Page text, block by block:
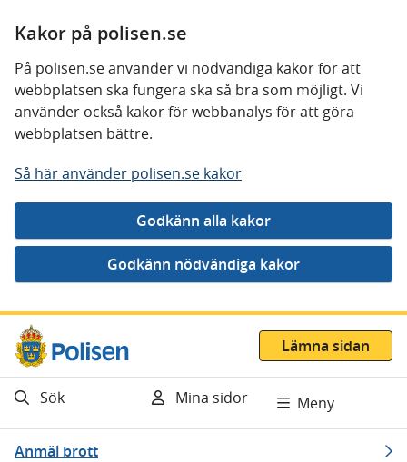
Kakor på polisen.se
På polisen.se använder vi nödvändiga kakor för att
webbplatsen ska fungera ska så bra som möjligt. Vi
använder också kakor för webbanalys för att göra
webbplatsen bättre.
Så här använder polisen.se kakor
Gå direkt till innehåll
Lämna sidan
Sök Mina sidor Meny
Anmäl brott